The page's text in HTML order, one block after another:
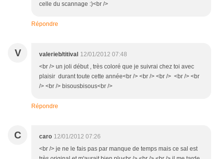
celle du scannage :)<br />
Répondre
V valerieb/titival 12/01/2012 07:48
<br /> un joli début , très coloré que je suivrai chez toi avec
plaisir durant toute cette année<br /> <br /> <br /> <br /> <br
/> <br /> bisousbisous<br />
Répondre
C caro 12/01/2012 07:26
<br /> je ne le fais pas par manque de temps mais ce sal est